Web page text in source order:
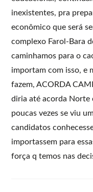
inexistentes, pra
econômico que será
complexo Farol-Bara
caminhamos para o
importam com isso, e
fazem, ACORDA
diria até acorda Norte
poucas vezes se viu
candidatos
importassem para
força q temos nas